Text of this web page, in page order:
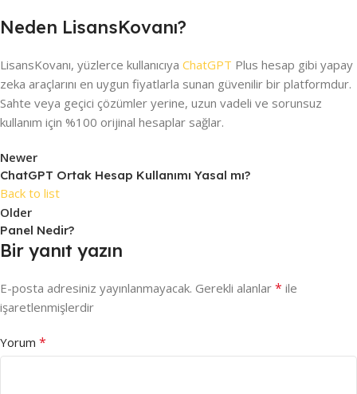
Neden LisansKovanı?
LisansKovanı, yüzlerce kullanıcıya ChatGPT Plus hesap gibi yapay
zeka araçlarını en uygun fiyatlarla sunan güvenilir bir platformdur.
Sahte veya geçici çözümler yerine, uzun vadeli ve sorunsuz
kullanım için %100 orijinal hesaplar sağlar.
Newer
ChatGPT Ortak Hesap Kullanımı Yasal mı?
Back to list
Older
Panel Nedir?
Bir yanıt yazın
E-posta adresiniz yayınlanmayacak. Gerekli alanlar * ile
işaretlenmişlerdir
Yorum *